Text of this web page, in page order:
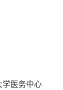
医务中心